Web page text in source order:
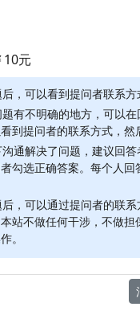
10元
，可以看到提问者联系方
有不明确的地方，可以
到提问者的联系方式，然
通解决了问题，建议回
勾选正确答案。每个人回
，可以通过提问者的联
站不做任何干涉，不做担
。